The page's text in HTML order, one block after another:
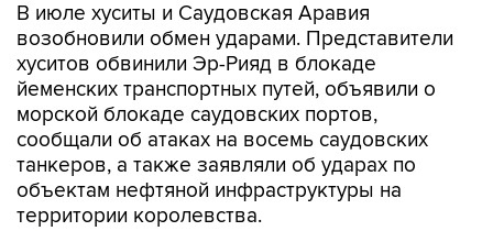
В июле хуситы и Саудовская Аравия
возобновили обмен ударами. Представители
хуситов обвинили Эр-Рияд в блокаде
йеменских транспортных путей, объявили о
морской блокаде саудовских портов,
сообщали об атаках на восемь саудовских
танкеров, а также заявляли об ударах по
объектам нефтяной инфраструктуры на
территории королевства.